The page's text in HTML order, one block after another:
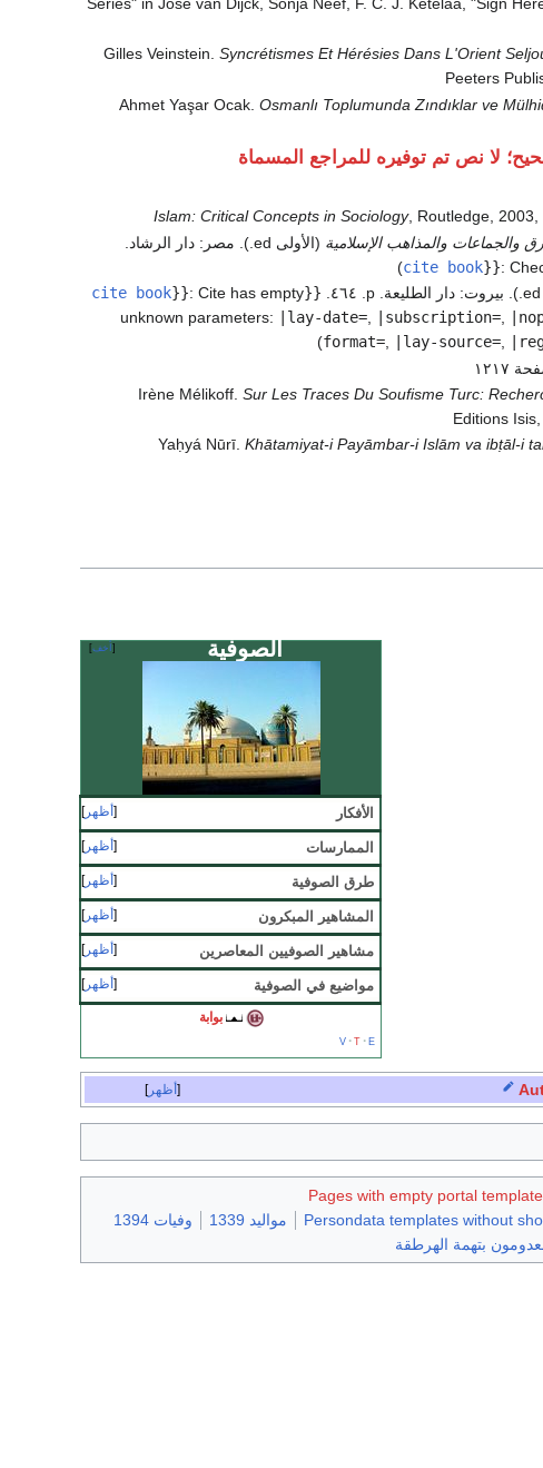
Gilles Veinstein. Syncrétismes Et Hérésies Dans L'Orient
Peeters
Ahmet Yaşar Ocak. Osmanlı Toplumunda Zındıklar ve
لا نص تم توفيره للمراجع المسماة
Islam: Critical Concepts in Sociology, Routledge,
والجماعات والمذاهب الإسلامية
(الأولى ed.). مصر: دار الرشاد.
cite book}}:
)
{{
cite book}}: Cite has empty
unknown parameters:
|lay-date=, |subscription=,
format=, |lay-source=,
)
Irène Mélikoff. Sur Les Traces Du Soufisme Turc:
Editions
Yaḥyá Nūrī. Khātamiyat-i Payāmbar-i Islām va ibṭāl-i
أخف الصوفية
أظهر الأفكار
أظهر الممارسات
أظهر طرق الصوفية
أظهر المشاهير المبكرون
أظهر مشاهير الصوفيين المعاصرين
أظهر مواضيع في الصوفية
بوابة
v t e
أظهر
Pages with empty portal template
Persondata templates without مواليد 1339
وفيات 1394
بتهمة الهرطقة